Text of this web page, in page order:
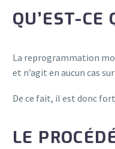
QU’EST-
La reprogrammation
et n’agit en aucun cas
De ce fait, il est donc
LE